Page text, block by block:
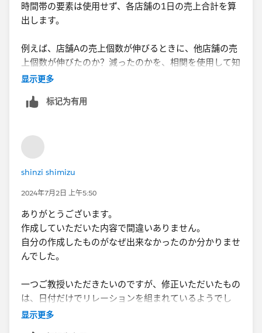
時間帯の要素は使用せず、各店舗の1日の売上合計を算
出します。
例えば、店舗Aの売上個数が伸びるときに、他店舗の売
上個数が伸びたのか？減ったのかを、相関を使用して知
りたいと考えています。
全店舗の相関一覧表を作りたいと考えていました。
显示更多
标记为有用
shinzi shimizu
2024年7月2日 上午5:50
ありがとうございます。
作成していただいた内容で間違いありません。
自分の作成したものがなぜ出来なかったのか分かりませ
んでした。
一つご教授いただきたいのですが、修正いただいたもの
は、日付だけでリレーションを組まれているようでし
た。
显示更多